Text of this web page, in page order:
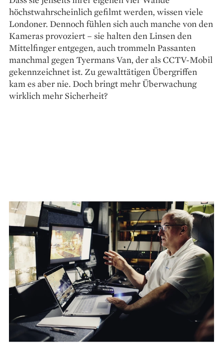
höchstwahrscheinlich gefilmt werden, wissen viele
Londoner. Dennoch fühlen sich auch manche von den
Kameras provoziert – sie halten den Linsen den
Mittelfinger entgegen, auch trommeln Passanten
manchmal gegen Tyermans Van, der als CCTV-Mobil
gekennzeichnet ist. Zu gewalttätigen Übergriffen
kam es aber nie. Doch bringt mehr Überwachung
wirklich mehr Sicherheit?